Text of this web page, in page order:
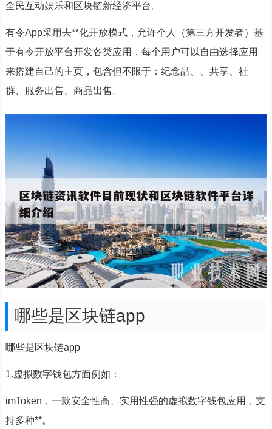
全民互动娱乐和区块链新经济平台。
有令App采用去**化开放模式，允许个人（第三方开发者）基
于有令开放平台开发各类应用，每个用户可以自由选择应用
来搭建自己的主页，包含但不限于：纪念品、、共享、社
群、服务出售、商品出售。
哪些是区块链app
哪些是区块链app
1.虚拟数字钱包方面例如：
imToken，一款安全性高、实用性强的虚拟数字钱包应用，支
持多种**。